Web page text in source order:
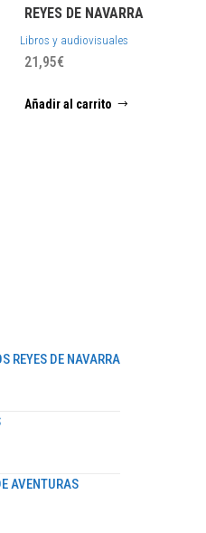
REYES DE NAVARRA
Libros y audiovisuales
21,95€
Añadir al carrito
REYES DE NAVARRA
AVENTURAS